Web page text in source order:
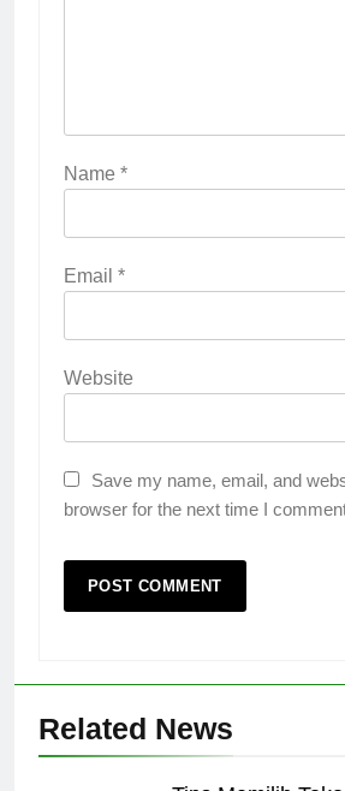
Name *
Email *
Website
Save my name, email, and
browser for the next time I
Related News